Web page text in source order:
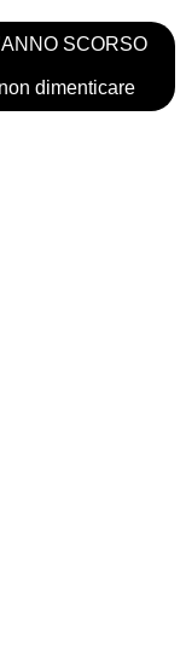
SCORSO
dimenticare